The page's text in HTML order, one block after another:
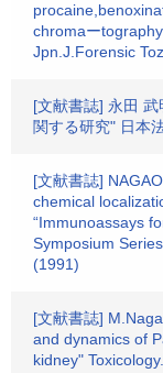
chromaー
Jpn.J.Forensic
[文献書誌] 永田
関する研究" 日本
[文献書誌]
chemical
“Immunoassays
Symposium
(1991)
[文献書誌]
and dynamics of
kidney"